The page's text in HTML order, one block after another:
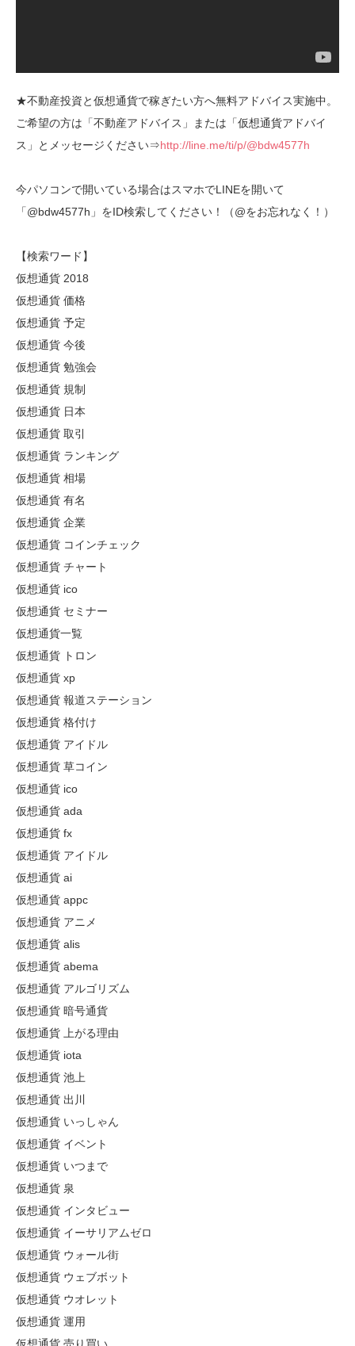
★不動産投資と仮想通貨で稼ぎたい方へ無料アドバイス実施中。
ご希望の方は「不動産アドバイス」または「仮想通貨アドバイ
ス」とメッセージください⇒http://line.me/ti/p/@bdw4577h
今パソコンで開いている場合はスマホでLINEを開いて
「@bdw4577h」をID検索してください！（@をお忘れなく！）
【検索ワード】
仮想通貨 2018
仮想通貨 価格
仮想通貨 予定
仮想通貨 今後
仮想通貨 勉強会
仮想通貨 規制
仮想通貨 日本
仮想通貨 取引
仮想通貨 ランキング
仮想通貨 相場
仮想通貨 有名
仮想通貨 企業
仮想通貨 コインチェック
仮想通貨 チャート
仮想通貨 ico
仮想通貨 セミナー
仮想通貨一覧
仮想通貨 トロン
仮想通貨 xp
仮想通貨 報道ステーション
仮想通貨 格付け
仮想通貨 アイドル
仮想通貨 草コイン
仮想通貨 ico
仮想通貨 ada
仮想通貨 fx
仮想通貨 アイドル
仮想通貨 ai
仮想通貨 appc
仮想通貨 アニメ
仮想通貨 alis
仮想通貨 abema
仮想通貨 アルゴリズム
仮想通貨 暗号通貨
仮想通貨 上がる理由
仮想通貨 iota
仮想通貨 池上
仮想通貨 出川
仮想通貨 いっしゃん
仮想通貨 イベント
仮想通貨 いつまで
仮想通貨 泉
仮想通貨 インタビュー
仮想通貨 イーサリアムゼロ
仮想通貨 ウォール街
仮想通貨 ウェブボット
仮想通貨 ウオレット
仮想通貨 運用
仮想通貨 売り買い